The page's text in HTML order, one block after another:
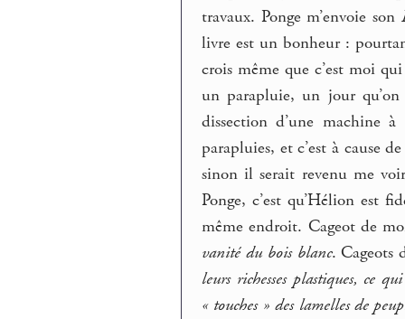
travaux. Ponge m’envoie son
livre est un bonheur :
crois même que c’est moi
un parapluie, un jour
dissection d’une machine
parapluies, et c’est à cause
sinon il serait revenu me
Ponge, c’est qu’Hélion est
même endroit. Cageot de
vanité du bois blanc. Cageots
leurs richesses plastiques, ce
« touches » des lamelles de